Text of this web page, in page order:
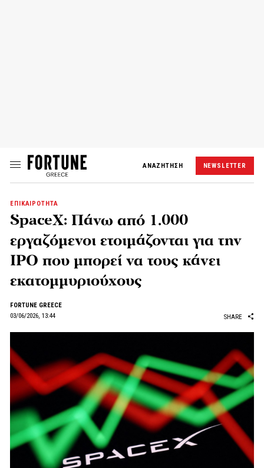
ΑΝΑΖΗΤΗΣΗ NEWSLETTER
ΕΠΙΚΑΙΡΟΤΗΤΑ
SpaceX: Πάνω από 1.000
εργαζόμενοι ετοιμάζονται για την
IPO που μπορεί να τους κάνει
εκατομμυριούχους
FORTUNE GREECE
03/06/2026, 13:44
SHARE